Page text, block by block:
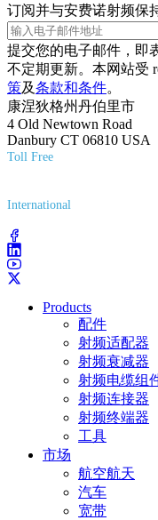
订阅并与安费诺射频保
提交您的电子邮件，即
不定期更新。本网站受
策及条款和条件。
康涅狄格州丹伯里市
4 Old Newtown Road
Danbury CT 06810 USA
Toll Free
International
Products
配件
射频适配器
射频衰减器
射频电缆组
射频连接器
射频终端器
工具
市场
航空航天
汽车
宽带